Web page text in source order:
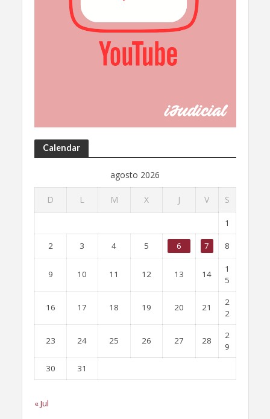
Calendar
agosto 2026
D L M X J V S
1
2 3 4 5 6 7 8
9 10 11 12 13 14
1
5
16 17 18 19 20 21
2
2
23 24 25 26 27 28
2
9
30
31
« Jul